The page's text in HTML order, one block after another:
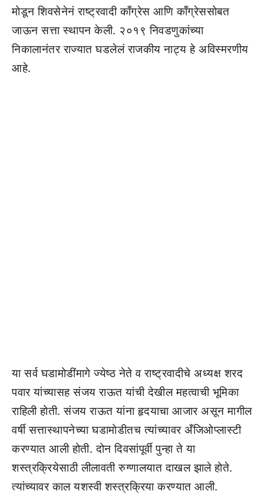
मोडून शिवसेनेनं राष्ट्रवादी काँग्रेस आणि काँग्रेससोबत
जाऊन सत्ता स्थापन केली. २०१९ निवडणुकांच्या
निकालानंतर राज्यात घडलेलं राजकीय नाट्य हे अविस्मरणीय
आहे.
या सर्व घडामोडींमागे ज्येष्ठ नेते व राष्ट्रवादीचे अध्यक्ष शरद
पवार यांच्यासह संजय राऊत यांची देखील महत्वाची भूमिका
राहिली होती. संजय राऊत यांना हृदयाचा आजार असून मागील
वर्षी सत्तास्थापनेच्या घडामोडीतच त्यांच्यावर अँजिओप्लास्टी
करण्यात आली होती. दोन दिवसांपूर्वी पुन्हा ते या
शस्त्रक्रियेसाठी लीलावती रुग्णालयात दाखल झाले होते.
त्यांच्यावर काल यशस्वी शस्त्रक्रिया करण्यात आली.